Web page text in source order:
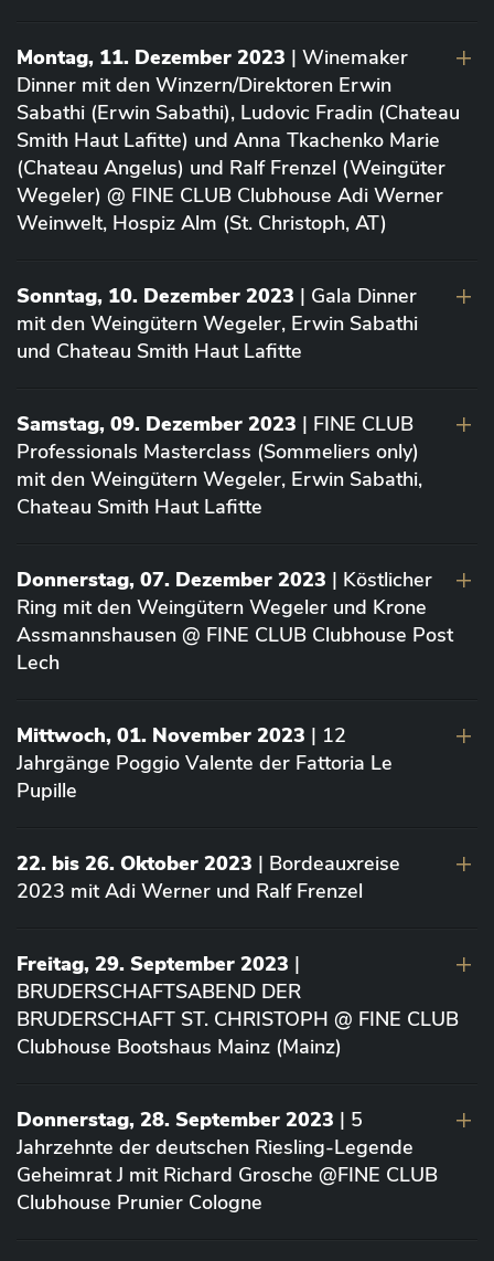
Montag, 11. Dezember 2023 | Winemaker
Dinner mit den Winzern/Direktoren Erwin
Sabathi (Erwin Sabathi), Ludovic Fradin (Chateau
Smith Haut Lafitte) und Anna Tkachenko Marie
(Chateau Angelus) und Ralf Frenzel (Weingüter
Wegeler) @ FINE CLUB Clubhouse Adi Werner
Weinwelt, Hospiz Alm (St. Christoph, AT)
Sonntag, 10. Dezember 2023 | Gala Dinner
mit den Weingütern Wegeler, Erwin Sabathi
und Chateau Smith Haut Lafitte
Samstag, 09. Dezember 2023 | FINE CLUB
Professionals Masterclass (Sommeliers only)
mit den Weingütern Wegeler, Erwin Sabathi,
Chateau Smith Haut Lafitte
Donnerstag, 07. Dezember 2023 | Köstlicher
Ring mit den Weingütern Wegeler und Krone
Assmannshausen @ FINE CLUB Clubhouse Post
Lech
Mittwoch, 01. November 2023 | 12
Jahrgänge Poggio Valente der Fattoria Le
Pupille
22. bis 26. Oktober 2023 | Bordeauxreise
2023 mit Adi Werner und Ralf Frenzel
Freitag, 29. September 2023 |
BRUDERSCHAFTSABEND DER
BRUDERSCHAFT ST. CHRISTOPH @ FINE CLUB
Clubhouse Bootshaus Mainz (Mainz)
Donnerstag, 28. September 2023 | 5
Jahrzehnte der deutschen Riesling-Legende
Geheimrat J mit Richard Grosche @FINE CLUB
Clubhouse Prunier Cologne